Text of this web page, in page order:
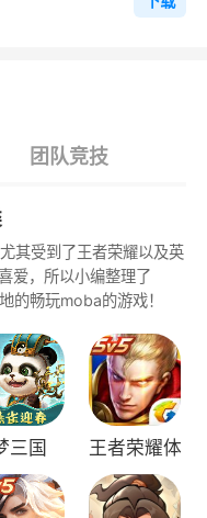
一部庞大厚重的
!
想!
场，不分男女!
头，以前还能扯
，我就不复制出
团队竞技
其受到了王者荣耀以及英
爱，所以小编整理了
的畅玩moba的游戏！
三国
王者荣耀体
验服